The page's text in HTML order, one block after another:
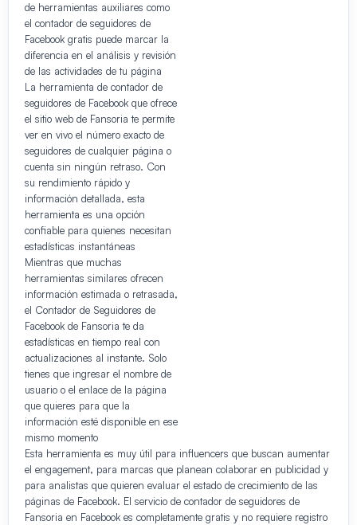
de herramientas auxiliares como
el contador de seguidores de
Facebook gratis puede marcar la
diferencia en el análisis y revisión
de las actividades de tu página
La herramienta de contador de
seguidores de Facebook que ofrece
el sitio web de Fansoria te permite
ver en vivo el número exacto de
seguidores de cualquier página o
cuenta sin ningún retraso. Con
su rendimiento rápido y
información detallada, esta
herramienta es una opción
confiable para quienes necesitan
estadísticas instantáneas
Mientras que muchas
herramientas similares ofrecen
información estimada o retrasada,
el Contador de Seguidores de
Facebook de Fansoria te da
estadísticas en tiempo real con
actualizaciones al instante. Solo
tienes que ingresar el nombre de
usuario o el enlace de la página
que quieres para que la
información esté disponible en ese
mismo momento
Esta herramienta es muy útil para influencers que buscan aumentar
el engagement, para marcas que planean colaborar en publicidad y
para analistas que quieren evaluar el estado de crecimiento de las
páginas de Facebook. El servicio de contador de seguidores de
Fansoria en Facebook es completamente gratis y no requiere registro